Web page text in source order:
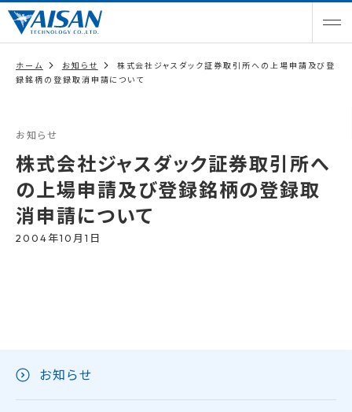
ホーム お知らせ
株式会社ジャスダック証券取引所への上場申請及び登
録銘柄の登録取消申請について
お知らせ
株式会社ジャスダック証券取引所へ
の上場申請及び登録銘柄の登録取
消申請について
2004年10月1日
お知らせ